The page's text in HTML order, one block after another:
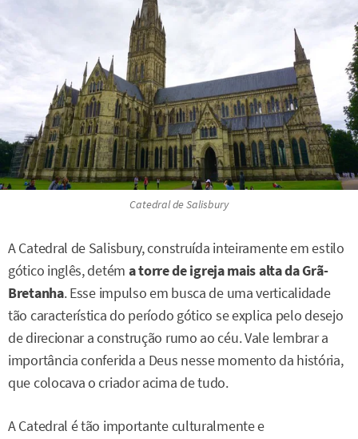
Catedral de Salisbury
A Catedral de Salisbury, construída inteiramente em estilo
gótico inglês, detém a torre de igreja mais alta da Grã-
Bretanha. Esse impulso em busca de uma verticalidade
tão característica do período gótico se explica pelo desejo
de direcionar a construção rumo ao céu. Vale lembrar a
importância conferida a Deus nesse momento da história,
que colocava o criador acima de tudo.
A Catedral é tão importante culturalmente e